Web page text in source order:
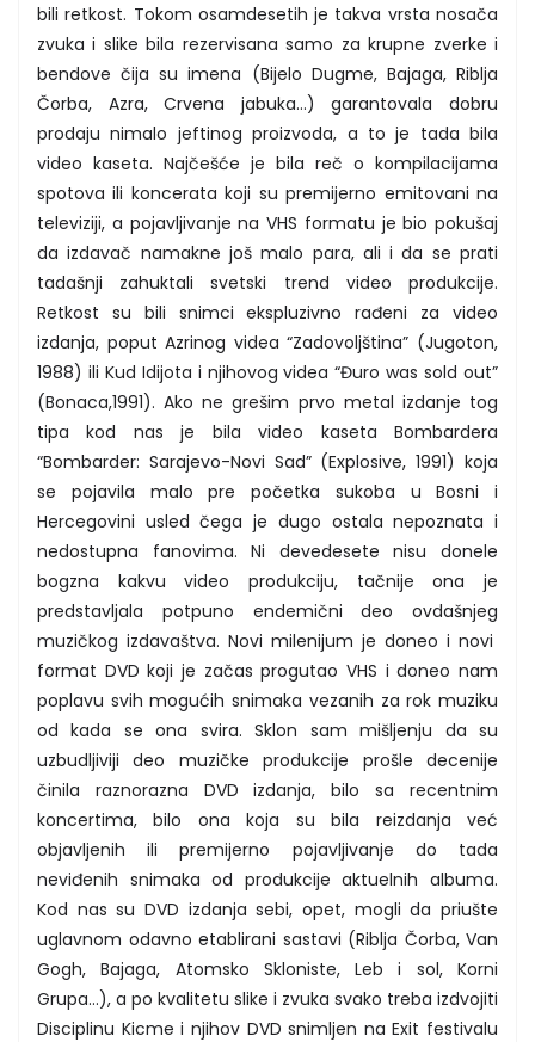
bili retkost. Tokom osamdesetih je takva vrsta nosača
zvuka i slike bila rezervisana samo za krupne zverke i
bendove čija su imena (Bijelo Dugme, Bajaga, Riblja
Čorba, Azra, Crvena jabuka…) garantovala dobru
prodaju nimalo jeftinog proizvoda, a to je tada bila
video kaseta. Najčešće je bila reč o kompilacijama
spotova ili koncerata koji su premijerno emitovani na
televiziji, a pojavljivanje na VHS formatu je bio pokušaj
da izdavač namakne još malo para, ali i da se prati
tadašnji zahuktali svetski trend video produkcije.
Retkost su bili snimci ekspluzivno rađeni za video
izdanja, poput Azrinog videa “Zadovoljština” (Jugoton,
1988) ili Kud Idijota i njihovog videa “Đuro was sold out”
(Bonaca,1991). Ako ne grešim prvo metal izdanje tog
tipa kod nas je bila video kaseta Bombardera
“Bombarder: Sarajevo-Novi Sad” (Explosive, 1991) koja
se pojavila malo pre početka sukoba u Bosni i
Hercegovini usled čega je dugo ostala nepoznata i
nedostupna fanovima. Ni devedesete nisu donele
bogzna kakvu video produkciju, tačnije ona je
predstavljala potpuno endemični deo ovdašnjeg
muzičkog izdavaštva. Novi milenijum je doneo i novi
format DVD koji je začas progutao VHS i doneo nam
poplavu svih mogućih snimaka vezanih za rok muziku
od kada se ona svira. Sklon sam mišljenju da su
uzbudljiviji deo muzičke produkcije prošle decenije
činila raznorazna DVD izdanja, bilo sa recentnim
koncertima, bilo ona koja su bila reizdanja već
objavljenih ili premijerno pojavljivanje do tada
neviđenih snimaka od produkcije aktuelnih albuma.
Kod nas su DVD izdanja sebi, opet, mogli da priušte
uglavnom odavno etablirani sastavi (Riblja Čorba, Van
Gogh, Bajaga, Atomsko Skloniste, Leb i sol, Korni
Grupa…), a po kvalitetu slike i zvuka svako treba izdvojiti
Disciplinu Kicme i njihov DVD snimljen na Exit festivalu